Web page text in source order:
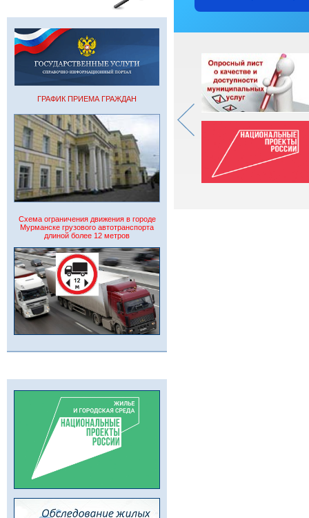
ГРАФИК ПРИЕМА ГРАЖДАН
Схема ограничения движения в городе
Мурманске грузового автотранспорта
длиной более 12 метров